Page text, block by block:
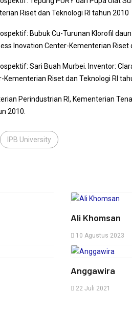
Riset dan Teknologi RI tahun 2010
Bubuk Cu-Turunan Klorofil daun
Inovation Center-Kementerian Riset
Sari Buah Murbei. Inventor:
-Kementerian Riset dan Teknologi RI
Perindustrian RI, Kementerian
2010.
IPB University
Ali Khomsan
10 Agustus 2023
Anggawira
22 Juli 2021